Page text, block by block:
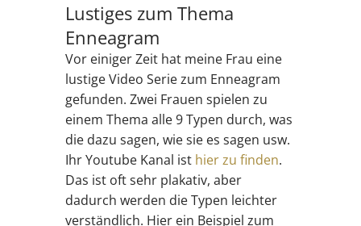
Lustiges zum Thema
Enneagram
Vor einiger Zeit hat meine Frau eine
lustige Video Serie zum Enneagram
gefunden. Zwei Frauen spielen zu
einem Thema alle 9 Typen durch, was
die dazu sagen, wie sie es sagen usw.
Ihr Youtube Kanal ist hier zu finden.
Das ist oft sehr plakativ, aber
dadurch werden die Typen leichter
verständlich. Hier ein Beispiel zum